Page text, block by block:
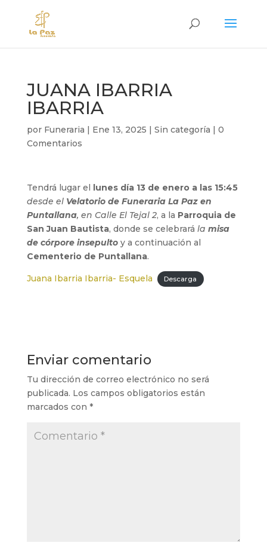
JUANA IBARRIA
IBARRIA
por Funeraria | Ene 13, 2025 | Sin categoría | 0
Comentarios
Tendrá lugar el lunes día 13 de enero a las 15:45
desde el Velatorio de Funeraria La Paz en
Puntallana, en Calle El Tejal 2, a la Parroquia de
San Juan Bautista, donde se celebrará la misa
de córpore insepultoy a continuación al
Cementerio de Puntallana.
Juana Ibarria Ibarria- Esquela Descarga
Enviar comentario
Tu dirección de correo electrónico no será
publicada. Los campos obligatorios están
marcados con *